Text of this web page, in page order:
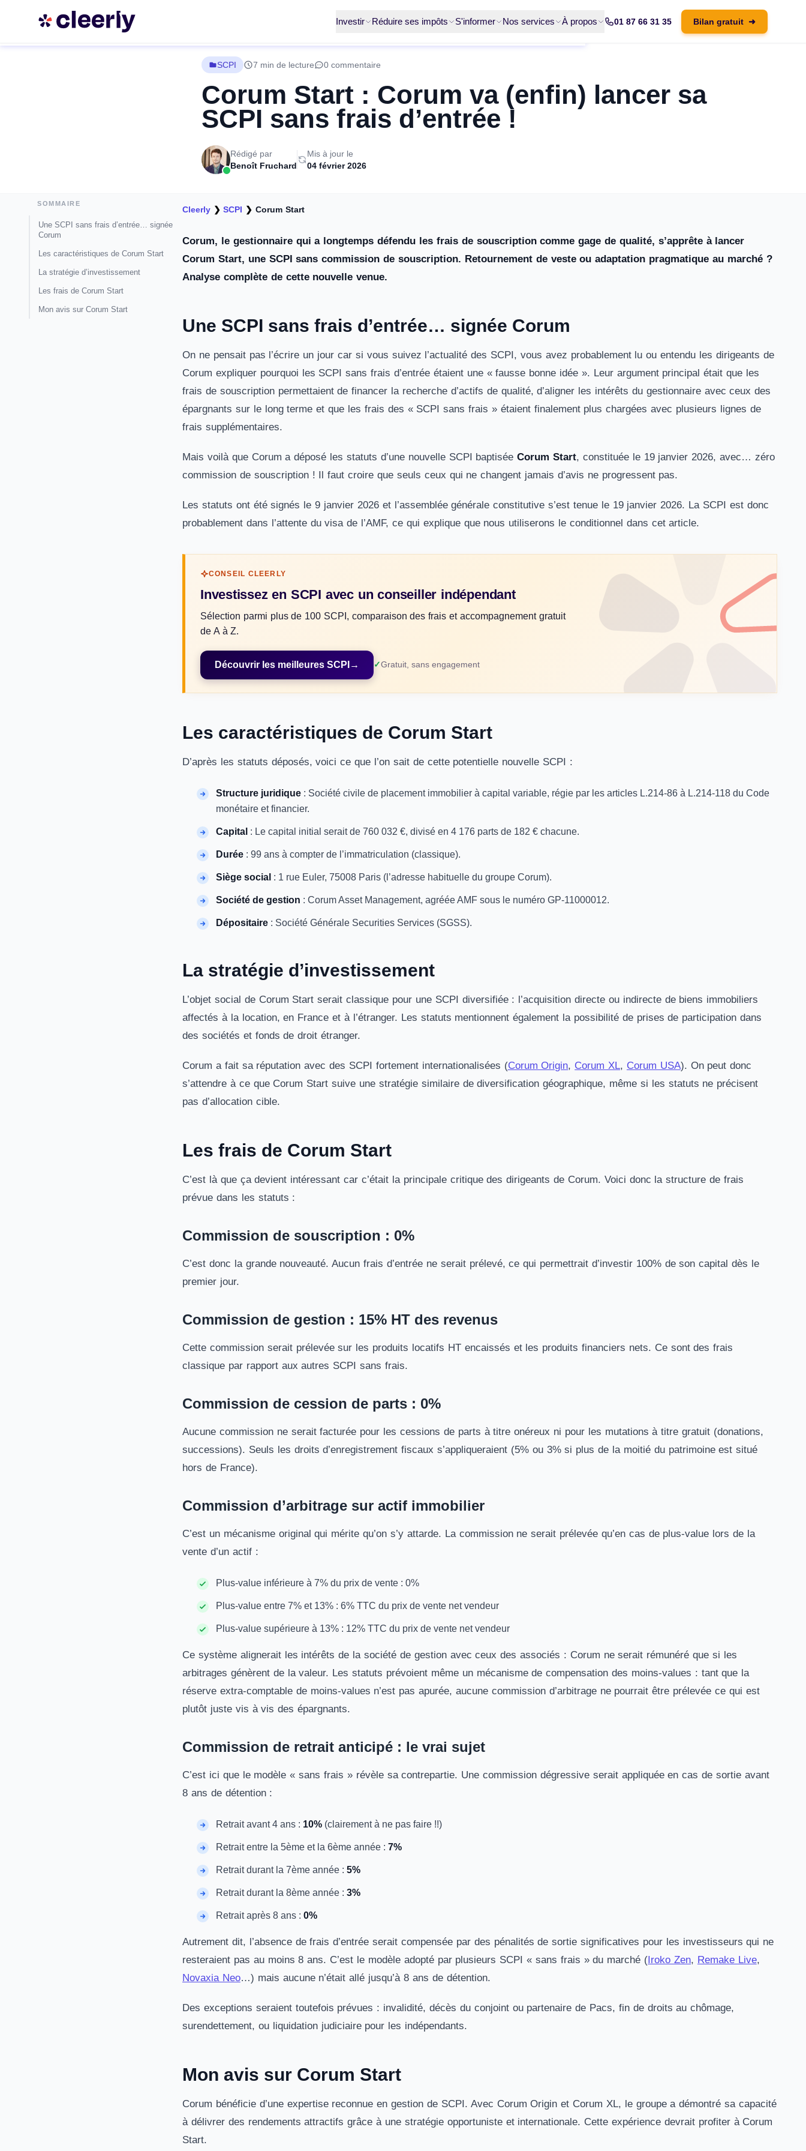
Investir Réduire ses impôts S'informer Nos services À propos 01 87 66 31 35 Bilan gratuit ➜
SCPI 7 min de lecture 0 commentaire
Corum Start : Corum va (enfin) lancer sa
SCPI sans frais d’entrée !
Rédigé par
Benoît Fruchard
Mis à jour le
04 février 2026
SOMMAIRE
Une SCPI sans frais d’entrée… signée
Corum
Les caractéristiques de Corum Start
La stratégie d’investissement
Les frais de Corum Start
Mon avis sur Corum Start
Cleerly ❯SCPI ❯ Corum Start
Corum, le gestionnaire qui a longtemps défendu les frais de souscription comme gage de qualité, s’apprête à lancer
Corum Start, une SCPI sans commission de souscription. Retournement de veste ou adaptation pragmatique au marché ?
Analyse complète de cette nouvelle venue.
Une SCPI sans frais d’entrée… signée Corum
On ne pensait pas l’écrire un jour car si vous suivez l’actualité des SCPI, vous avez probablement lu ou entendu les dirigeants de
Corum expliquer pourquoi les SCPI sans frais d’entrée étaient une « fausse bonne idée ». Leur argument principal était que les
frais de souscription permettaient de financer la recherche d’actifs de qualité, d’aligner les intérêts du gestionnaire avec ceux des
épargnants sur le long terme et que les frais des « SCPI sans frais » étaient finalement plus chargées avec plusieurs lignes de
frais supplémentaires.
Mais voilà que Corum a déposé les statuts d’une nouvelle SCPI baptiséeCorum Start, constituée le 19 janvier 2026, avec… zéro
commission de souscription ! Il faut croire que seuls ceux qui ne changent jamais d’avis ne progressent pas.
Les statuts ont été signés le 9 janvier 2026 et l’assemblée générale constitutive s’est tenue le 19 janvier 2026. La SCPI est donc
probablement dans l’attente du visa de l’AMF, ce qui explique que nous utiliserons le conditionnel dans cet article.
CONSEIL CLEERLY
Investissez en SCPI avec un conseiller indépendant
Sélection parmi plus de 100 SCPI, comparaison des frais et accompagnement gratuit
de A à Z.
Découvrir les meilleures SCPI → Gratuit, sans engagement
Les caractéristiques de Corum Start
D’après les statuts déposés, voici ce que l’on sait de cette potentielle nouvelle SCPI :
Structure juridique : Société civile de placement immobilier à capital variable, régie par les articles L.214-86 à L.214-118 du Code
monétaire et financier.
Capital : Le capital initial serait de 760 032 €, divisé en 4 176 parts de 182 € chacune.
Durée : 99 ans à compter de l’immatriculation (classique).
Siège social : 1 rue Euler, 75008 Paris (l’adresse habituelle du groupe Corum).
Société de gestion : Corum Asset Management, agréée AMF sous le numéro GP-11000012.
Dépositaire : Société Générale Securities Services (SGSS).
La stratégie d’investissement
L’objet social de Corum Start serait classique pour une SCPI diversifiée : l’acquisition directe ou indirecte de biens immobiliers
affectés à la location, en France et à l’étranger. Les statuts mentionnent également la possibilité de prises de participation dans
des sociétés et fonds de droit étranger.
Corum a fait sa réputation avec des SCPI fortement internationalisées (Corum Origin, Corum XL, Corum USA). On peut donc
s’attendre à ce que Corum Start suive une stratégie similaire de diversification géographique, même si les statuts ne précisent
pas d’allocation cible.
Les frais de Corum Start
C’est là que ça devient intéressant car c’était la principale critique des dirigeants de Corum. Voici donc la structure de frais
prévue dans les statuts :
Commission de souscription : 0%
C’est donc la grande nouveauté. Aucun frais d’entrée ne serait prélevé, ce qui permettrait d’investir 100% de son capital dès le
premier jour.
Commission de gestion : 15% HT des revenus
Cette commission serait prélevée sur les produits locatifs HT encaissés et les produits financiers nets. Ce sont des frais
classique par rapport aux autres SCPI sans frais.
Commission de cession de parts : 0%
Aucune commission ne serait facturée pour les cessions de parts à titre onéreux ni pour les mutations à titre gratuit (donations,
successions). Seuls les droits d’enregistrement fiscaux s’appliqueraient (5% ou 3% si plus de la moitié du patrimoine est situé
hors de France).
Commission d’arbitrage sur actif immobilier
C’est un mécanisme original qui mérite qu’on s’y attarde. La commission ne serait prélevée qu’en cas de plus-value lors de la
vente d’un actif :
Plus-value inférieure à 7% du prix de vente : 0%
Plus-value entre 7% et 13% : 6% TTC du prix de vente net vendeur
Plus-value supérieure à 13% : 12% TTC du prix de vente net vendeur
Ce système alignerait les intérêts de la société de gestion avec ceux des associés : Corum ne serait rémunéré que si les
arbitrages génèrent de la valeur. Les statuts prévoient même un mécanisme de compensation des moins-values : tant que la
réserve extra-comptable de moins-values n’est pas apurée, aucune commission d’arbitrage ne pourrait être prélevée ce qui est
plutôt juste vis à vis des épargnants.
Commission de retrait anticipé : le vrai sujet
C’est ici que le modèle « sans frais » révèle sa contrepartie. Une commission dégressive serait appliquée en cas de sortie avant
8 ans de détention :
Retrait avant 4 ans : 10% (clairement à ne pas faire !!)
Retrait entre la 5ème et la 6ème année : 7%
Retrait durant la 7ème année : 5%
Retrait durant la 8ème année : 3%
Retrait après 8 ans : 0%
Autrement dit, l’absence de frais d’entrée serait compensée par des pénalités de sortie significatives pour les investisseurs qui ne
resteraient pas au moins 8 ans. C’est le modèle adopté par plusieurs SCPI « sans frais » du marché (Iroko Zen, Remake Live,
Novaxia Neo…) mais aucune n’était allé jusqu’à 8 ans de détention.
Des exceptions seraient toutefois prévues : invalidité, décès du conjoint ou partenaire de Pacs, fin de droits au chômage,
surendettement, ou liquidation judiciaire pour les indépendants.
Mon avis sur Corum Start
Corum bénéficie d’une expertise reconnue en gestion de SCPI. Avec Corum Origin et Corum XL, le groupe a démontré sa capacité
à délivrer des rendements attractifs grâce à une stratégie opportuniste et internationale. Cette expérience devrait profiter à Corum
Start.